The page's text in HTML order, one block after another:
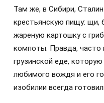
Там же, в Сибири,
крестьянскую пищу: щи,
жареную картошку с
компоты. Правда, часто
грузинской еде,
любимого вождя и его
изобилии всегда